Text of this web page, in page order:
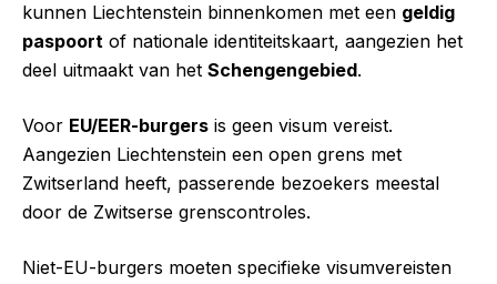
kunnen Liechtenstein binnenkomen met een geldig
paspoort of nationale identiteitskaart, aangezien het
deel uitmaakt van het Schengengebied.
Voor EU/EER-burgers is geen visum vereist.
Aangezien Liechtenstein een open grens met
Zwitserland heeft, passerende bezoekers meestal
door de Zwitserse grenscontroles.
Niet-EU-burgers moeten specifieke visumvereisten